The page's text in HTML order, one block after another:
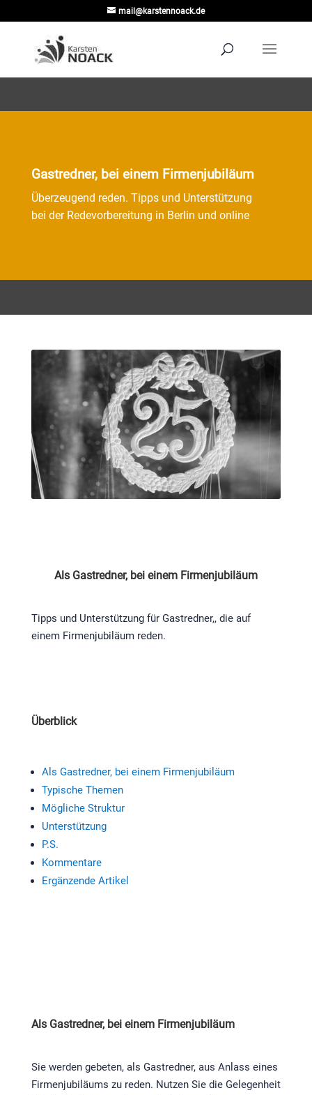
mail@karstennoack.de
Gastredner, bei einem Firmenjubiläum
Überzeugend reden. Tipps und Unterstützung
bei der Redevorbereitung in Berlin und online
Als Gastredner, bei einem Firmenjubiläum
Tipps und Unterstützung für Gastredner,, die auf
einem Firmenjubiläum reden.
Überblick
Als Gastredner, bei einem Firmenjubiläum
Typische Themen
Mögliche Struktur
Unterstützung
P.S.
Kommentare
Ergänzende Artikel
Als Gastredner, bei einem Firmenjubiläum
Sie werden gebeten, als Gastredner, aus Anlass eines
Firmenjubiläums zu reden. Nutzen Sie die Gelegenheit